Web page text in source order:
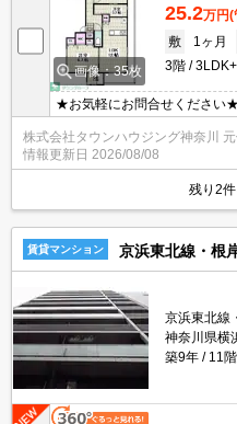
画像：35枚
25.2万円(
敷
1ヶ月
3階
★お気軽にお問合せください★
相談も承ります★
株式会社タウンハウジング神奈川
情報更新日 2026/08/08
残り2
賃貸マンション 京浜東北線・根
京浜東北線
神奈川県横
築9年
11